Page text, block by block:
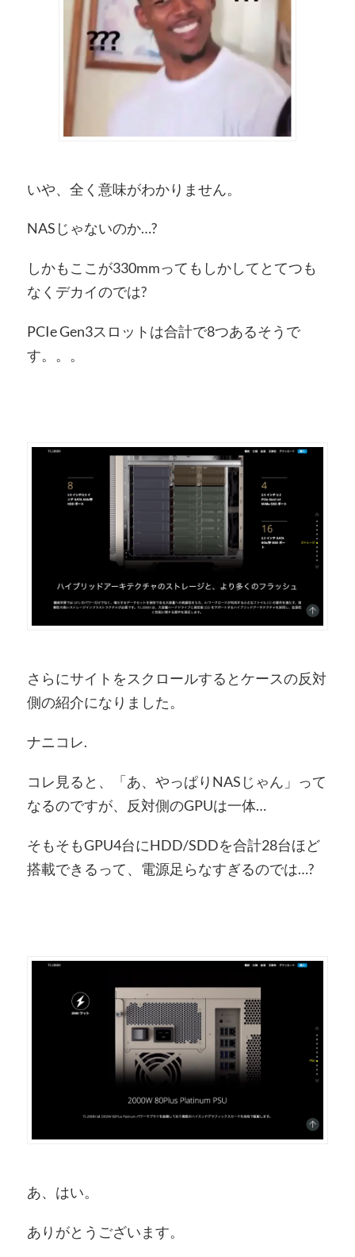
いや、全く意味がわかりません。
NASじゃないのか…?
しかもここが330mmってもしかしてとてつも
なくデカイのでは?
PCIe Gen3スロットは合計で8つあるそうで
す。。。
さらにサイトをスクロールするとケースの反対
側の紹介になりました。
ナニコレ.
コレ見ると、「あ、やっぱりNASじゃん」って
なるのですが、反対側のGPUは一体…
そもそもGPU4台にHDD/SDDを合計28台ほど
搭載できるって、電源足らなすぎるのでは…?
あ、はい。
ありがとうございます。